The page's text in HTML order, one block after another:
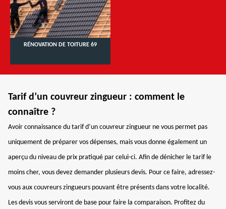
RÉNOVATION DE TOITURE 69
Tarif d’un couvreur zingueur : comment le
connaître ?
Avoir connaissance du tarif d’un couvreur zingueur ne vous permet pas
uniquement de préparer vos dépenses, mais vous donne également un
aperçu du niveau de prix pratiqué par celui-ci. Afin de dénicher le tarif le
moins cher, vous devez demander plusieurs devis. Pour ce faire, adressez-
vous aux couvreurs zingueurs pouvant être présents dans votre localité.
Les devis vous serviront de base pour faire la comparaison. Profitez du